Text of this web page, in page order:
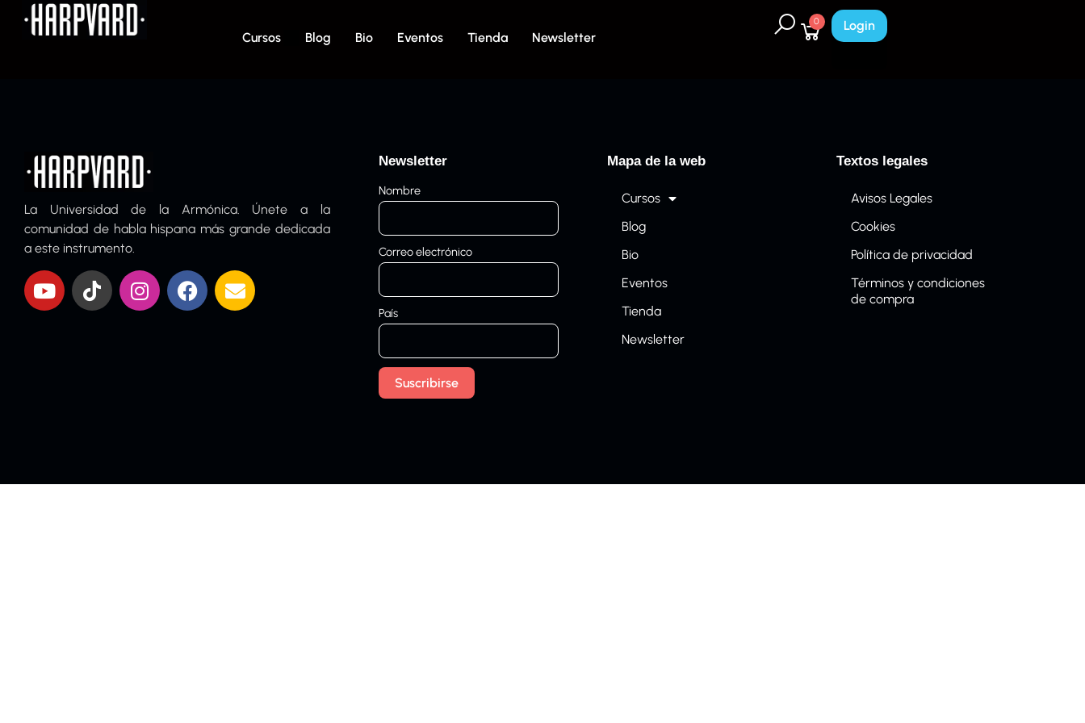
Cursos Blog Bio Eventos Tienda Newsletter
0 Login
La Universidad de la Armónica. Únete a la
comunidad de habla hispana más grande dedicada
a este instrumento.
Newsletter
Nombre
Correo electrónico
País
Mapa de la web
Cursos
Blog
Bio
Eventos
Tienda
Newsletter
Textos legales
Avisos Legales
Cookies
Política de privacidad
Términos y condiciones
de compra